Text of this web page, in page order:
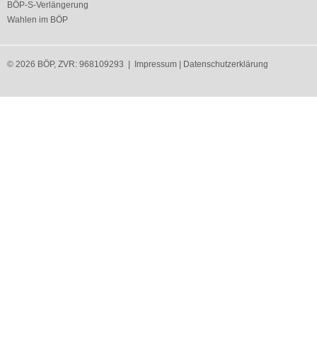
BÖP-S-Verlängerung
Wahlen im BÖP
© 2026 BÖP, ZVR: 968109293 | Impressum Datenschutzerklärung